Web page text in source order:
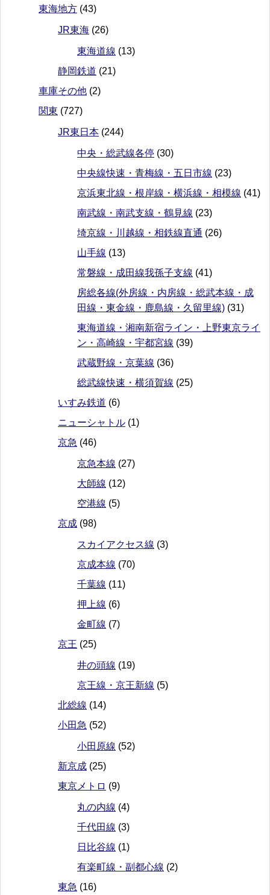
東海地方 (43)
JR東海 (26)
東海道線 (13)
静岡鉄道 (21)
車庫その他 (2)
関東 (727)
JR東日本 (244)
中央・総武線各停 (30)
中央線快速・青梅線・五日市線 (23)
京浜東北線・根岸線・横浜線・相模線 (41)
南武線・南武支線・鶴見線 (23)
埼京線・川越線・相鉄線直通 (26)
山手線 (13)
常磐線・成田線我孫子支線 (41)
房総各線(外房線・内房線・総武本線・成
田線・東金線・鹿島線・久留里線) (31)
東海道線・湘南新宿ライン・上野東京ライ
ン・高崎線・宇都宮線 (39)
武蔵野線・京葉線 (36)
総武線快速・横須賀線 (25)
いすみ鉄道 (6)
ニューシャトル (1)
京急 (46)
京急本線 (27)
大師線 (12)
空港線 (5)
京成 (98)
スカイアクセス線 (3)
京成本線 (70)
千葉線 (11)
押上線 (6)
金町線 (7)
京王 (25)
井の頭線 (19)
京王線・京王新線 (5)
北総線 (14)
小田急 (52)
小田原線 (52)
新京成 (25)
東京メトロ (9)
丸の内線 (4)
千代田線 (3)
日比谷線 (1)
有楽町線・副都心線 (2)
東急 (16)